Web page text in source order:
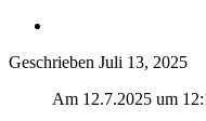
Geschrieben Juli 13, 2025
Am 12.7.2025 um